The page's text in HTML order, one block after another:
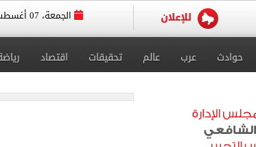
الجمعة، 07 أغسطس 2026
حوادث عرب عالم تحقيقات اقتصاد